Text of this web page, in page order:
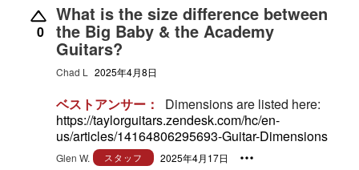
0
What is the size difference between
the Big Baby & the Academy
Guitars?
Chad L 2025年4月8日
ベストアンサー：
Dimensions are listed here:
https://taylorguitars.zendesk.com/hc/en-
us/articles/14164806295693-Guitar-Dimensions
Glen W. スタッフ 2025年4月17日